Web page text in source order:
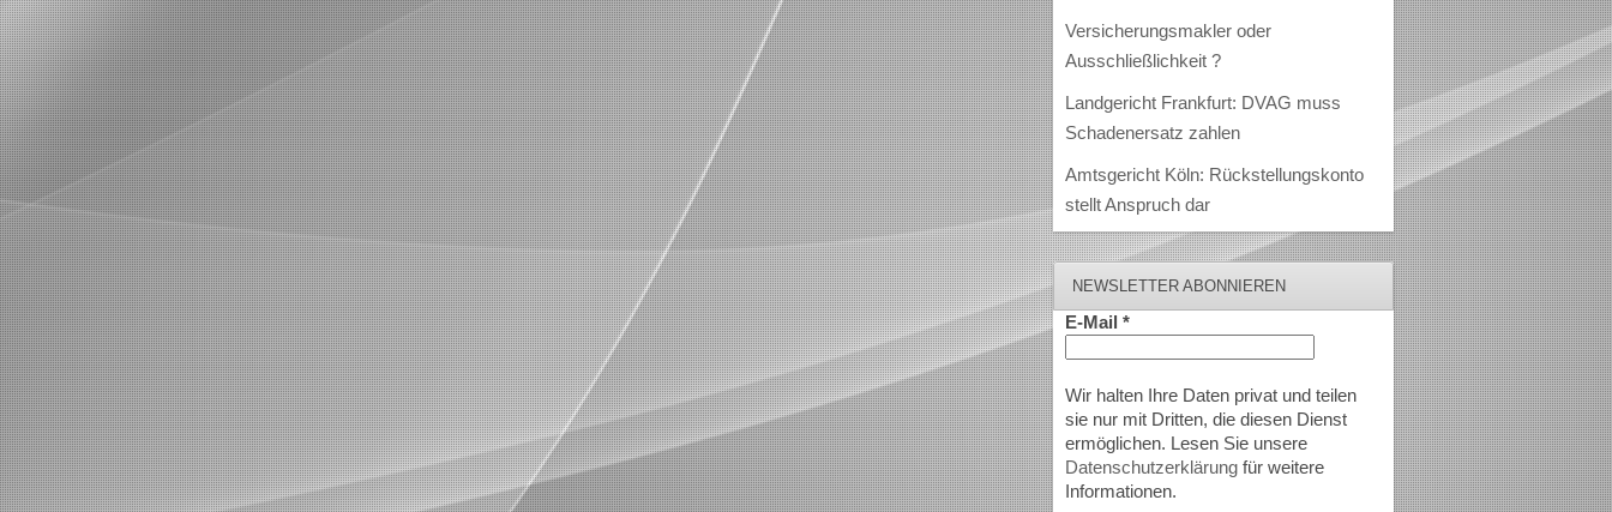
Versicherungsmakler oder
Ausschließlichkeit ?
Landgericht Frankfurt: DVAG muss
Schadenersatz zahlen
Amtsgericht Köln: Rückstellungskonto
stellt Anspruch dar
NEWSLETTER ABONNIEREN
E-Mail *
Wir halten Ihre Daten privat und teilen
sie nur mit Dritten, die diesen Dienst
ermöglichen. Lesen Sie unsere
Datenschutzerklärungfür weitere
Informationen.